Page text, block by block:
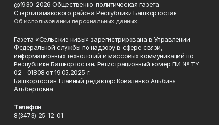
@1930-2026 Общественно-политическая газета
Стерлитамакского района Республики Башкортостан
Об использовании персональных данных
Газета «Сельские нивы» зарегистрирована в Управлении
Федеральной службы по надзору в сфере связи,
информационных технологий и массовых коммуникаций по
Республике Башкортостан. Регистрационный номер ПИ № ТУ
02 - 01808 от 19.05.2025 г.
Башкортостан Главный редактор: Коваленко Альбина
Альбертовна
Телефон
8(3473) 25-12-01